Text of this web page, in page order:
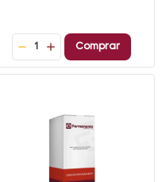
1 Comprar